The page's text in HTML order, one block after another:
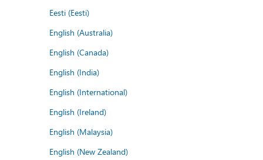
Eesti (Eesti)
English (Australia)
English (Canada)
English (India)
English (International)
English (Ireland)
English (Malaysia)
English (New Zealand)